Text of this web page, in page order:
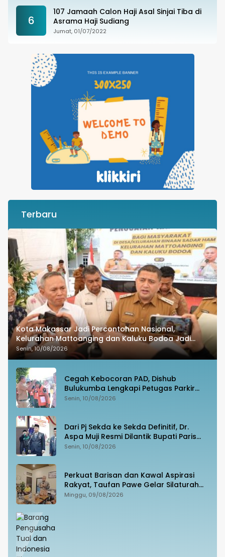
6
107 Jamaah Calon Haji Asal Sinjai Tiba di
Asrama Haji Sudiang
Jumat, 01/07/2022
Terbaru
Kota Makassar Jadi Percontohan Nasional,
Kelurahan Mattoanging dan Kaluku Bodoa Jadi
Binaan Sadar HAM
Senin, 10/08/2026
Cegah Kebocoran PAD, Dishub
Bulukumba Lengkapi Petugas Parkir
dengan Rompi dan Tanda Pengenal
Senin, 10/08/2026
Dari Pj Sekda ke Sekda Definitif, Dr.
Aspa Muji Resmi Dilantik Bupati Paris
Yasir
Senin, 10/08/2026
Perkuat Barisan dan Kawal Aspirasi
Rakyat, Taufan Pawe Gelar Silaturahmi
dengan Pengurus Golkar Parepare
Minggu, 09/08/2026